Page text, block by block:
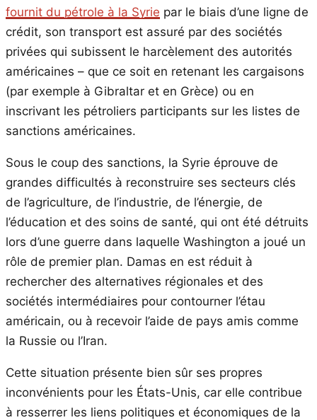
fournit du pétrole à la Syrie par le biais d’une ligne de
crédit, son transport est assuré par des sociétés
privées qui subissent le harcèlement des autorités
américaines – que ce soit en retenant les cargaisons
(par exemple à Gibraltar et en Grèce) ou en
inscrivant les pétroliers participants sur les listes de
sanctions américaines.
Sous le coup des sanctions, la Syrie éprouve de
grandes difficultés à reconstruire ses secteurs clés
de l’agriculture, de l’industrie, de l’énergie, de
l’éducation et des soins de santé, qui ont été détruits
lors d’une guerre dans laquelle Washington a joué un
rôle de premier plan. Damas en est réduit à
rechercher des alternatives régionales et des
sociétés intermédiaires pour contourner l’étau
américain, ou à recevoir l’aide de pays amis comme
la Russie ou l’Iran.
Cette situation présente bien sûr ses propres
inconvénients pour les États-Unis, car elle contribue
à resserrer les liens politiques et économiques de la